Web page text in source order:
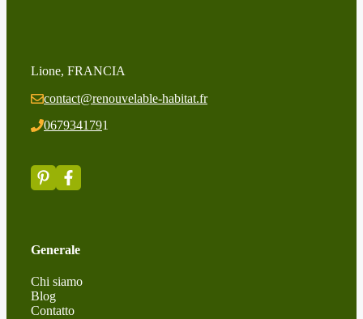
Lione, FRANCIA
contact@renouvelable-habitat.fr
0679341791
Generale
Chi siamo
Blog
Contatto